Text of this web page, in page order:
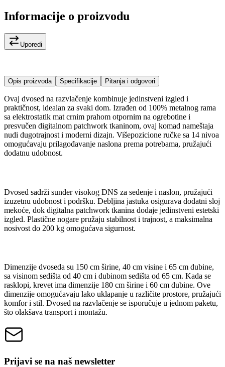
Informacije o proizvodu
Uporedi
Opis proizvoda Specifikacije Pitanja i odgovori
Ovaj dvosed na razvlačenje kombinuje jedinstveni izgled i
praktičnost, idealan za svaki dom. Izrađen od 100% metalnog rama
sa elektrostatik mat crnim prahom otpornim na ogrebotine i
presvučen digitalnom patchwork tkaninom, ovaj komad nameštaja
nudi dugotrajnost i moderni dizajn. Višepozicione ručke sa 14 nivoa
omogućavaju prilagođavanje naslona prema potrebama, pružajući
dodatnu udobnost.
Dvosed sadrži sunđer visokog DNS za sedenje i naslon, pružajući
izuzetnu udobnost i podršku. Debljina jastuka osigurava dodatni sloj
mekoće, dok digitalna patchwork tkanina dodaje jedinstveni estetski
izgled. Plastične nogare pružaju stabilnost i trajnost, a maksimalna
nosivost do 200 kg omogućava sigurnost.
Dimenzije dvoseda su 150 cm širine, 40 cm visine i 65 cm dubine,
sa visinom sedišta od 40 cm i dubinom sedišta od 65 cm. Kada se
rasklopi, krevet ima dimenzije 180 cm širine i 60 cm dubine. Ove
dimenzije omogućavaju lako uklapanje u različite prostore, pružajući
komfor i stil. Dvosed na razvlačenje se isporučuje u jednom paketu,
što olakšava transport i montažu.
Prijavi se na naš newsletter